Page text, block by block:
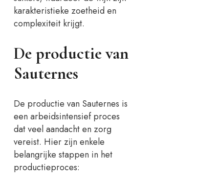
karakteristieke zoetheid en
complexiteit krijgt.
De productie van
Sauternes
De productie van Sauternes is
een arbeidsintensief proces
dat veel aandacht en zorg
vereist. Hier zijn enkele
belangrijke stappen in het
productieproces: